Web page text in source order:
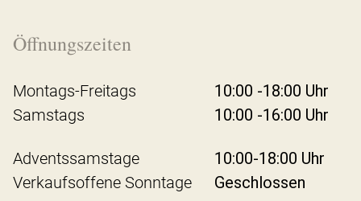
Öffnungszeiten
Montags-Freitags
10:00 -18:00 Uhr
Samstags
10:00 -16:00 Uhr
Adventssamstage
10:00-18:00 Uhr
Verkaufsoffene Sonntage
Geschlossen